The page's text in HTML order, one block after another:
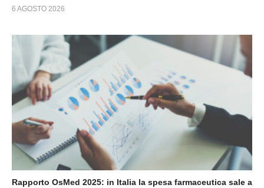
6 AGOSTO 2026
Rapporto OsMed 2025: in Italia la spesa farmaceutica sale a